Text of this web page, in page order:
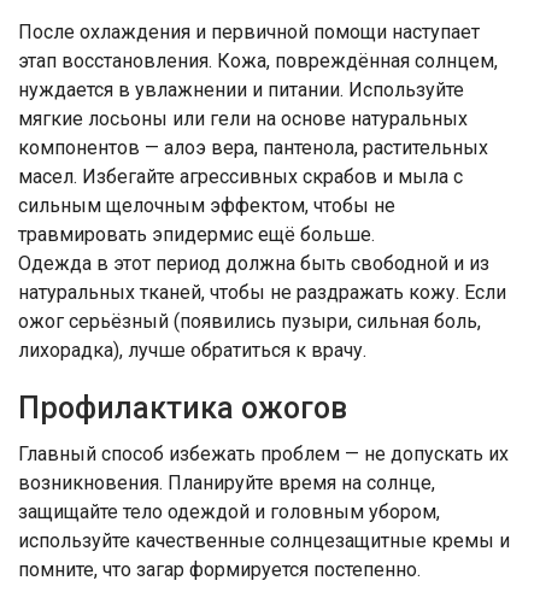
После охлаждения и первичной помощи наступает
этап восстановления. Кожа, повреждённая солнцем,
нуждается в увлажнении и питании. Используйте
мягкие лосьоны или гели на основе натуральных
компонентов — алоэ вера, пантенола, растительных
масел. Избегайте агрессивных скрабов и мыла с
сильным щелочным эффектом, чтобы не
травмировать эпидермис ещё больше.
Одежда в этот период должна быть свободной и из
натуральных тканей, чтобы не раздражать кожу. Если
ожог серьёзный (появились пузыри, сильная боль,
лихорадка), лучше обратиться к врачу.
Профилактика ожогов
Главный способ избежать проблем — не допускать их
возникновения. Планируйте время на солнце,
защищайте тело одеждой и головным убором,
используйте качественные солнцезащитные кремы и
помните, что загар формируется постепенно.